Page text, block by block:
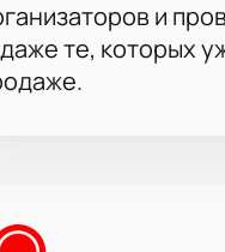
и
те, которых